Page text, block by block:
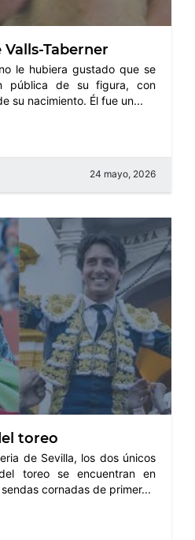
Valls-Taberner
le hubiera gustado que se
pública de su figura, con
su nacimiento. Él fue un...
24 mayo, 2026
toreo
de Sevilla, los dos únicos
toreo se encuentran en
cornadas de primer...